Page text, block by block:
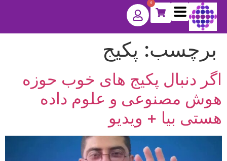
0
برچسب: پکیج
اگر دنبال پکیج های خوب حوزه
هوش مصنوعی و علوم داده
هستی بیا + ویدیو